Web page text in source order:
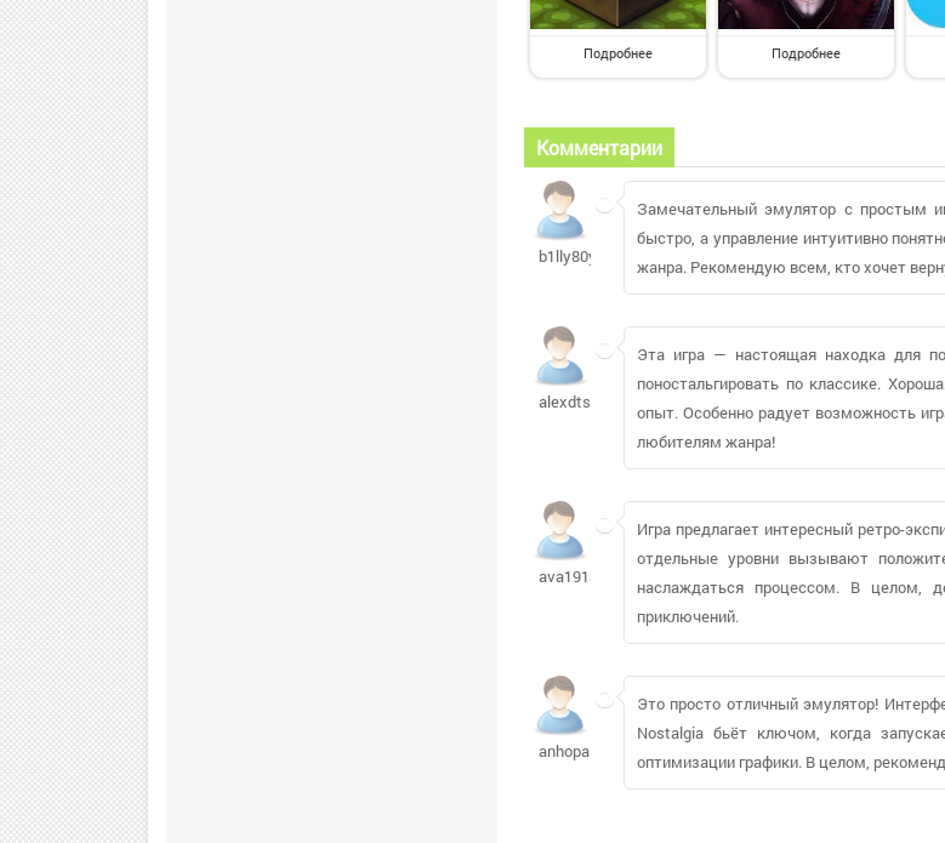
Подробнее Подробнее
Комментарии
b1lly80y926
Замечательный эмулятор с простым
быстро, а управление интуитивно
жанра. Рекомендую всем, кто хочет
alexdtst549
Эта игра — настоящая находка для
поностальгировать по классике.
опыт. Особенно радует возможность
любителям жанра!
ava191386798
Игра предлагает интересный ретро-
отдельные уровни вызывают
наслаждаться процессом. В целом,
приключений.
anhopalo
Это просто отличный эмулятор!
Nostalgia бьёт ключом, когда
оптимизации графики. В целом,